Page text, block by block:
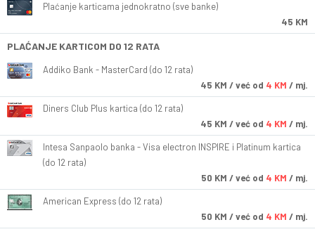
Plaćanje karticama jednokratno (sve banke)
45 KM
PLAĆANJE KARTICOM DO 12 RATA
Addiko Bank - MasterCard (do 12 rata)
45 KM / već od 4 KM / mj.
Diners Club Plus kartica (do 12 rata)
45 KM / već od 4 KM / mj.
Intesa Sanpaolo banka - Visa electron INSPIRE i Platinum kartica
(do 12 rata)
50 KM / već od 4 KM / mj.
American Express (do 12 rata)
50 KM / već od 4 KM / mj.